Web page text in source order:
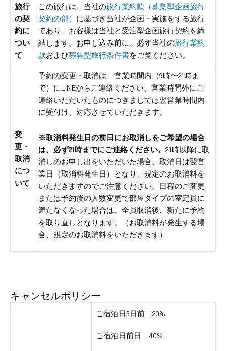
旅行
の契
約に
つい
て
この旅行は、当社の旅行業約款（募集型企画旅行
契約の部） に基づき当社が企画・実施をする旅行
であり、お客様は当社と受注型企画旅行契約を締
結します。お申し込み前に、必ず当社の旅行業約
款および募集型旅行条件書をご覧ください。
変
更・
取消
につ
いて
予約の変更・取消は、営業時間内（9時〜21時ま
で）にLINEからご連絡ください。営業時間外にご
連絡いただいたものにつきましては翌営業時間内
に受付け、対応させていただきます。
※取消料発生日の前日にお取消しをご希望の場合
は、必ず21時までにご連絡ください。 21時以降に取
消しのお申し出をいただいた場合、取消日は翌営
業日（取消料発生日）となり、規定のお取消料を
いただきますのでご注意ください。日程のご変更
または予約後の人数変更で部屋タイプの室定員に
満たなくなった場合は、全員取消後、新たに予約
を取り直しとなります。（お取消料が発生する場
合、規定のお取消料をいただきます）
キャンセルポリシー
ご宿泊日3日前 20%
ご宿泊日前日 40%